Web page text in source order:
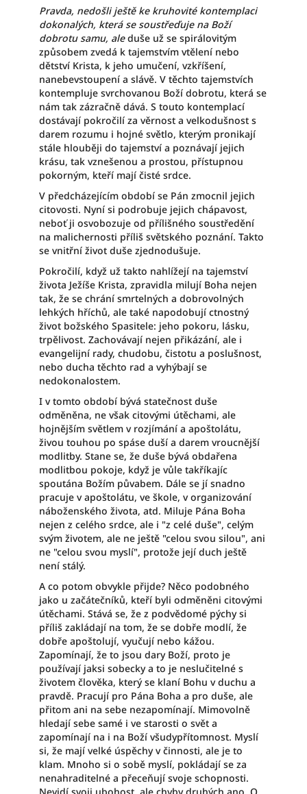
Pravda, nedošli ještě ke kruhovité kontemplaci
dokonalých, která se soustřeďuje na Boží
dobrotu samu, aleduše už se spirálovitým
způsobem zvedá k tajemstvím vtělení nebo
dětství Krista, k jeho umučení, vzkříšení,
nanebevstoupení a slávě. V těchto tajemstvích
kontempluje svrchovanou Boží dobrotu, která se
nám tak zázračně dává. S touto kontemplací
dostávají pokročilí za věrnost a velkodušnost s
darem rozumu i hojné světlo, kterým pronikají
stále hlouběji do tajemství a poznávají jejich
krásu, tak vznešenou a prostou, přístupnou
pokorným, kteří mají čisté srdce.
V předcházejícím období se Pán zmocnil jejich
citovosti. Nyní si podrobuje jejich chápavost,
neboť ji osvobozuje od přílišného soustředění
na malichernosti příliš světského poznání. Takto
se vnitřní život duše zjednodušuje.
Pokročilí, když už takto nahlížejí na tajemství
života Ježíše Krista, zpravidla milují Boha nejen
tak, že se chrání smrtelných a dobrovolných
lehkých hříchů, ale také napodobují ctnostný
život božského Spasitele: jeho pokoru, lásku,
trpělivost. Zachovávají nejen přikázání, ale i
evangelijní rady, chudobu, čistotu a poslušnost,
nebo ducha těchto rad a vyhýbají se
nedokonalostem.
I v tomto období bývá statečnost duše
odměněna, ne však citovými útěchami, ale
hojnějším světlem v rozjímání a apoštolátu,
živou touhou po spáse duší a darem vroucnější
modlitby. Stane se, že duše bývá obdařena
modlitbou pokoje, když je vůle takříkajíc
spoutána Božím půvabem. Dále se jí snadno
pracuje v apoštolátu, ve škole, v organizování
náboženského života, atd. Miluje Pána Boha
nejen z celého srdce, ale i "z celé duše", celým
svým životem, ale ne ještě "celou svou silou", ani
ne "celou svou myslí", protože její duch ještě
není stálý.
A co potom obvykle přijde? Něco podobného
jako u začátečníků, kteří byli odměněni citovými
útěchami. Stává se, že z podvědomé pýchy si
příliš zakládají na tom, že se dobře modlí, že
dobře apoštolují, vyučují nebo kážou.
Zapomínají, že to jsou dary Boží, proto je
používají jaksi sobecky a to je neslučitelné s
životem člověka, který se klaní Bohu v duchu a
pravdě. Pracují pro Pána Boha a pro duše, ale
přitom ani na sebe nezapomínají. Mimovolně
hledají sebe samé i ve starosti o svět a
zapomínají na i na Boží všudypřítomnost. Myslí
si, že mají velké úspěchy v činnosti, ale je to
klam. Mnoho si o sobě myslí, pokládají se za
nenahraditelné a přeceňují svoje schopnosti.